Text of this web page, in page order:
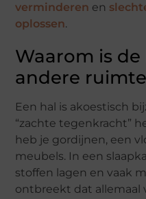
verminderen en
oplossen.
Waarom is
andere
Een hal is akoestisch
“zachte tegenkracht”
heb je gordijnen, een
meubels. In een
stoffen lagen en vaak
ontbreekt dat allemaal